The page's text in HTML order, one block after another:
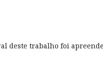
deste trabalho foi